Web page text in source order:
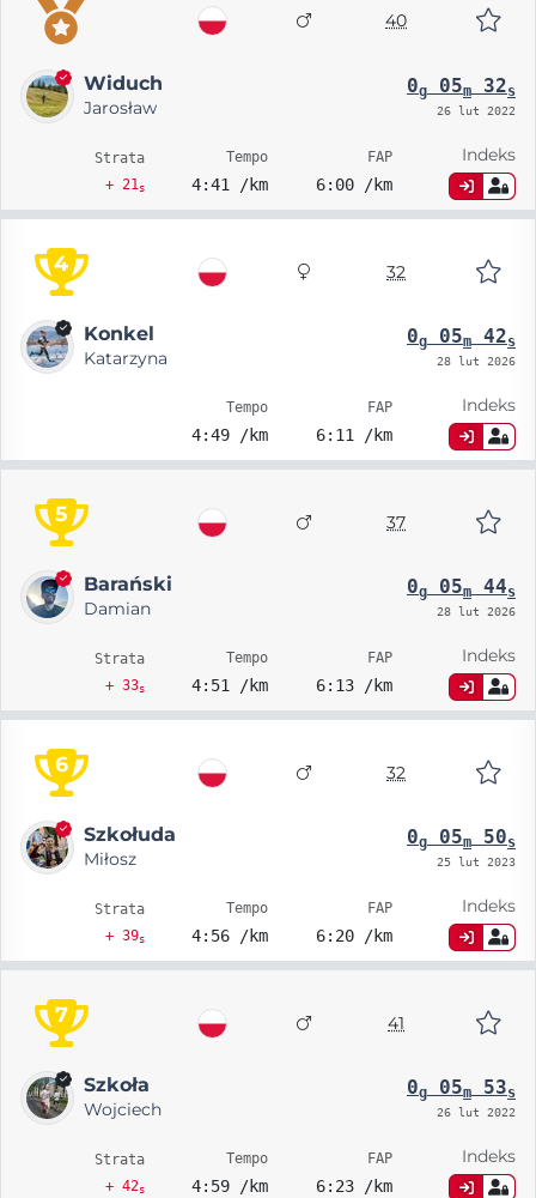
40
Widuch
Jarosław
0g05m32s
26 lut 2022
Strata
+ 21s
Tempo
4:41 /km
FAP
6:00 /km
Indeks
4 32
Konkel
Katarzyna
0g05m42s
28 lut 2026
Tempo
4:49 /km
FAP
6:11 /km
Indeks
5 37
Barański
Damian
0g05m44s
28 lut 2026
Strata
+ 33s
Tempo
4:51 /km
FAP
6:13 /km
Indeks
6 32
Szkołuda
Miłosz
0g05m50s
25 lut 2023
Strata
+ 39s
Tempo
4:56 /km
FAP
6:20 /km
Indeks
7 41
Szkoła
Wojciech
0g05m53s
26 lut 2022
Strata
+ 42s
Tempo
4:59 /km
FAP
6:23 /km
Indeks